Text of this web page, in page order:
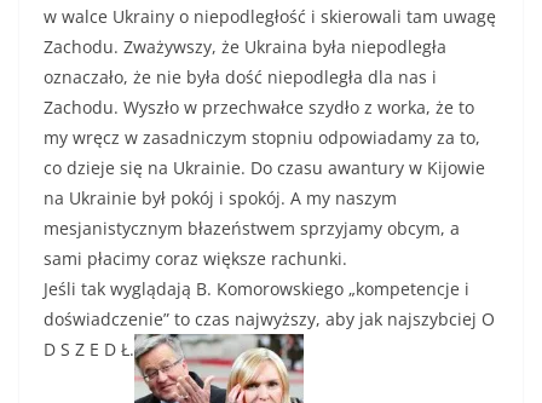
w walce Ukrainy o niepodległość i skierowali tam uwagę
Zachodu. Zważywszy, że Ukraina była niepodległa
oznaczało, że nie była dość niepodległa dla nas i
Zachodu. Wyszło w przechwałce szydło z worka, że to
my wręcz w zasadniczym stopniu odpowiadamy za to,
co dzieje się na Ukrainie. Do czasu awantury w Kijowie
na Ukrainie był pokój i spokój. A my naszym
mesjanistycznym błazeństwem sprzyjamy obcym, a
sami płacimy coraz większe rachunki.
Jeśli tak wyglądają B. Komorowskiego „kompetencje i
doświadczenie” to czas najwyższy, aby jak najszybciej O
D S Z E D Ł.